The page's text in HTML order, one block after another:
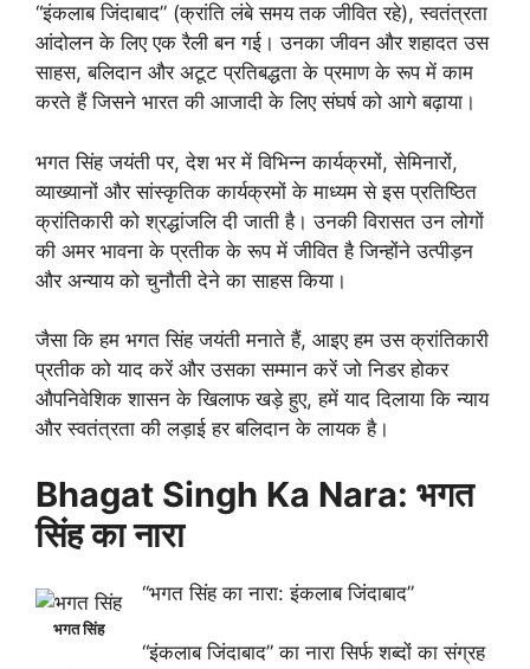
“इंकलाब जिंदाबाद” (क्रांति लंबे समय तक जीवित रहे), स्वतंत्रता
आंदोलन के लिए एक रैली बन गई। उनका जीवन और शहादत उस
साहस, बलिदान और अटूट प्रतिबद्धता के प्रमाण के रूप में काम
करते हैं जिसने भारत की आजादी के लिए संघर्ष को आगे बढ़ाया।
भगत सिंह जयंती पर, देश भर में विभिन्न कार्यक्रमों, सेमिनारों,
व्याख्यानों और सांस्कृतिक कार्यक्रमों के माध्यम से इस प्रतिष्ठित
क्रांतिकारी को श्रद्धांजलि दी जाती है। उनकी विरासत उन लोगों
की अमर भावना के प्रतीक के रूप में जीवित है जिन्होंने उत्पीड़न
और अन्याय को चुनौती देने का साहस किया।
जैसा कि हम भगत सिंह जयंती मनाते हैं, आइए हम उस क्रांतिकारी
प्रतीक को याद करें और उसका सम्मान करें जो निडर होकर
औपनिवेशिक शासन के खिलाफ खड़े हुए, हमें याद दिलाया कि न्याय
और स्वतंत्रता की लड़ाई हर बलिदान के लायक है।
Bhagat Singh Ka Nara: भगत
सिंह का नारा
भगत सिंह
“भगत सिंह का नारा: इंकलाब जिंदाबाद”
“इंकलाब जिंदाबाद” का नारा सिर्फ शब्दों का संग्रह